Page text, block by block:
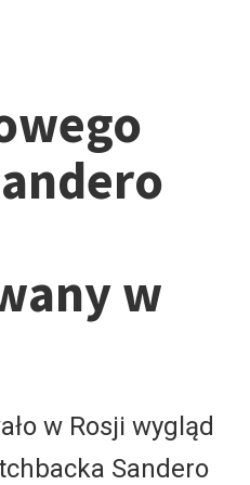
w
w Rosji wygląd
Sandero